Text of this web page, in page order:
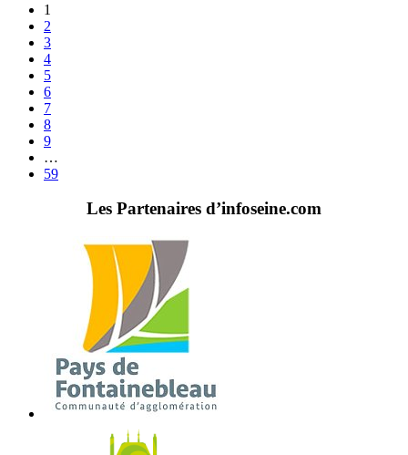
1
2
3
4
5
6
7
8
9
…
59
Les Partenaires d’infoseine.com